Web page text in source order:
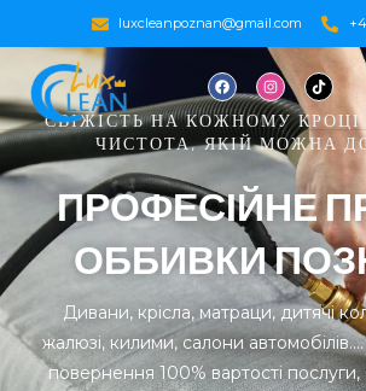
luxcleanpoznan@gmail.com
СВІЖІСТЬ НА КОЖНОМУ КРОЦІ -
ЧИСТОТА, ЯКІЙ МОЖНА
ПРОФЕСІЙНЕ
ОББИВКИ
Дивани, крісла, матраци, дитячі
жалюзі, килими, салони
повернення 100% вартості послуги,